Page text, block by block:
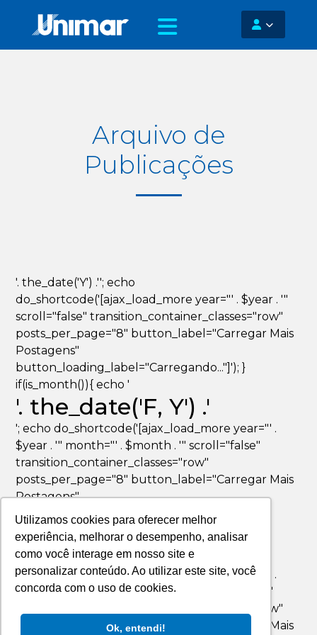
Utilizamos cookies para oferecer melhor
experiência, melhorar o desempenho, analisar
como você interage em nosso site e
personalizar conteúdo. Ao utilizar este site, você
concorda com o uso de cookies.
Ok, entendi!
Arquivo de
Publicações
'. the_date('Y') .''; echo
do_shortcode('[ajax_load_more year="' . $year . '"
scroll="false" transition_container_classes="row"
posts_per_page="8" button_label="Carregar Mais
Postagens"
button_loading_label="Carregando..."]'); }
if(is_month()){ echo '
'. the_date('F, Y') .'
'; echo do_shortcode('[ajax_load_more year="' .
$year . '" month="' . $month . '" scroll="false"
transition_container_classes="row"
posts_per_page="8" button_label="Carregar Mais
Postagens"
button_loading_label="Carregando..."]'); }
if(is_day()){ echo '
'. the_date('F jS, Y') .'
'; echo do_shortcode('[ajax_load_more year="' .
$year . '" month="' . $month . '" day="' . $day . '"
scroll="false" transition_container_classes="row"
posts_per_page="8" button_label="Carregar Mais